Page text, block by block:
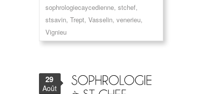
sophrologiecaycedienne, stchef,
stsavin, Trept, Vasselin, venerieu,
Vignieu
29
Août